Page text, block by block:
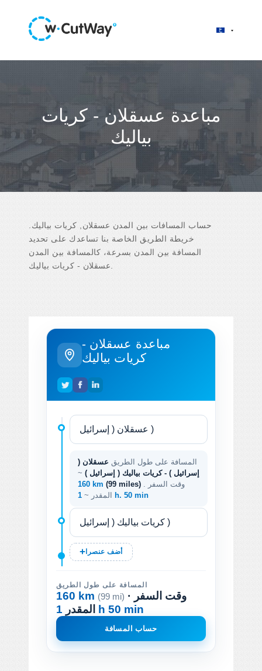
مباعدة عسقلان - کریات
بیالیك
حساب المسافات بين المدن عسقلان, کریات بیالیك.
خريطة الطريق الخاصة بنا تساعدك على تحديد
المسافة بين المدن بسرعة، كالمسافة بين المدن
مباعدة عسقلان -
کریات بیالیك
المسافة على طول الطريق عسقلان (
إسرائيل ) - کریات بیالیك ( إسرائيل ) ~
160 km (99 miles)
المقدر ~ 1 h. 50 min
أضف عنصرا
المسافة على طول الطريق
160 km (99 mi) · وقت السفر
المقدر 1 h 50 min
حساب المسافة